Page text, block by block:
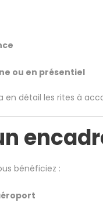
ou en présentiel
en détail les rites à
bénéficiez :